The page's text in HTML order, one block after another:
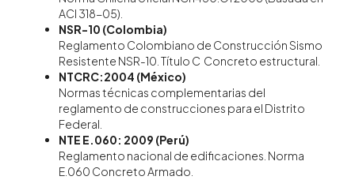
ACI 318-05).
NSR-10 (Colombia)
Reglamento Colombiano de Construcción Sismo
Resistente NSR-10. Título C ­ Concreto estructural.
NTCRC:2004 (México)
Normas técnicas complementarias del
reglamento de construcciones para el Distrito
Federal.
NTE E.060: 2009 (Perú)
Reglamento nacional de edificaciones. Norma
E.060 Concreto Armado.